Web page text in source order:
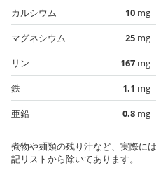
カルシウム
10 mg
マグネシウム
25 mg
リン
167 mg
鉄
1.1 mg
亜鉛
0.8 mg
煮物や麺類の残り汁など、実際に
記リストから除いてあります。